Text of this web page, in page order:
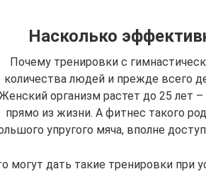
Насколько
Почему тренировки с
количества людей и прежде всего
организм растет до 25 лет
прямо из жизни. А фитнес такого
упругого мяча, вполне
могут дать такие тренировки при